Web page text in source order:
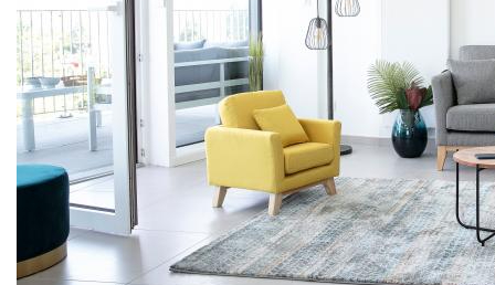
PTZ et PTZ+
ELIGIBILITÉ LMNP, LLI
FRAIS DE NOTAIRE 2,5%
GARANTIE DECENNALE
PAS DE PROBLEME DE DPE
DES BIENS DÉCORÉS À VOTRE GOÛT
REMISES SUR CERTAINS LOTS ( nous consulter)
*** D'autres belles opportunités actuelles et à venir sont